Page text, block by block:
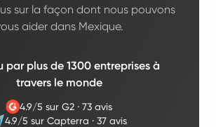
sur la façon dont nous pouvons
aider dans Mexique.
par plus de 1300 entreprises à
travers le monde
4.9/5 sur G2 ·73 avis
4.9/5 sur Capterra ·37 avis